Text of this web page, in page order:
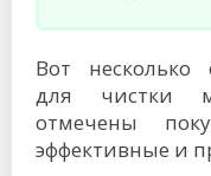
Вот несколько
для чистки
отмечены
эффективные и